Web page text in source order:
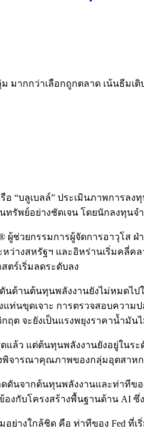
ม มากกว่าเลือกถูกตลาด เน้นธีม
“บลูเบลล์” ประเมินภาพการล
รัพย์อย่างชัดเจน โดยนักลงทุน
ผู้ช่วยกรรมการผู้จัดการอาวุโส
ว่างสหรัฐฯ และอิหร่านเริ่มคลี่ค
ตร์เริ่มลดระดับลง
นด้านต้นทุนพลังงานยังไม่หมดไ
แท่นขุดเจาะ การตรวจสอบควา
ฤต จะยังเป็นแรงพยุงราคาน้ำมัน
แล้ว แต่ต้นทุนพลังงานยังอยู่ในร
พิจารณาคุณภาพของกลุ่มอุตสาห
ดันจากต้นทุนพลังงานและท่าทีข
งกับโครงสร้างพื้นฐานด้าน AI
ย่างใกล้ชิด คือ ท่าทีของ Fed ที่